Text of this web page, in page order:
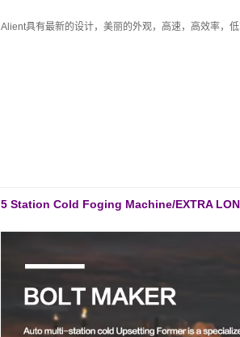
Alient具有最新的设计，美丽的外观，高速，高效率，
5 Station Cold Foging Machine/EXTRA